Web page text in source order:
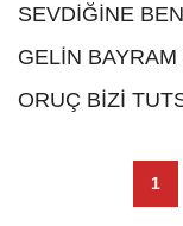
SEVDİĞİNE
GELİN
ORUÇ BİZİ
1